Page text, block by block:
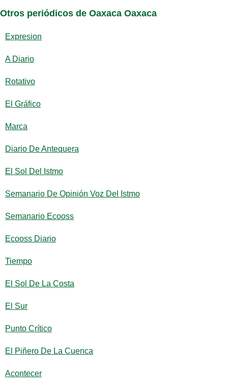
Otros periódicos de Oaxaca Oaxaca
Expresion
A Diario
Rotativo
El Gráfico
Marca
Diario De Antequera
El Sol Del Istmo
Semanario De Opinión Voz Del Istmo
Semanario Ecooss
Ecooss Diario
Tiempo
El Sol De La Costa
El Sur
Punto Crítico
El Piñero De La Cuenca
Acontecer